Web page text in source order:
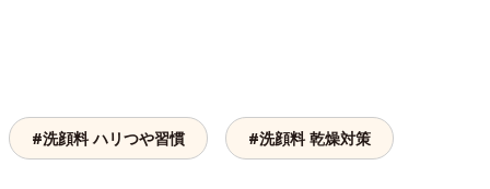
#洗顔料 ハリつや習慣 #洗顔料 乾燥対策